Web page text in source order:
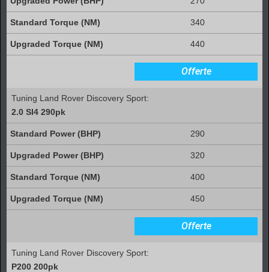
340
440
Offerte
Tuning Land Rover Discovery Sport:
2.0 SI4 290pk
290
320
400
450
Offerte
Tuning Land Rover Discovery Sport:
P200 200pk